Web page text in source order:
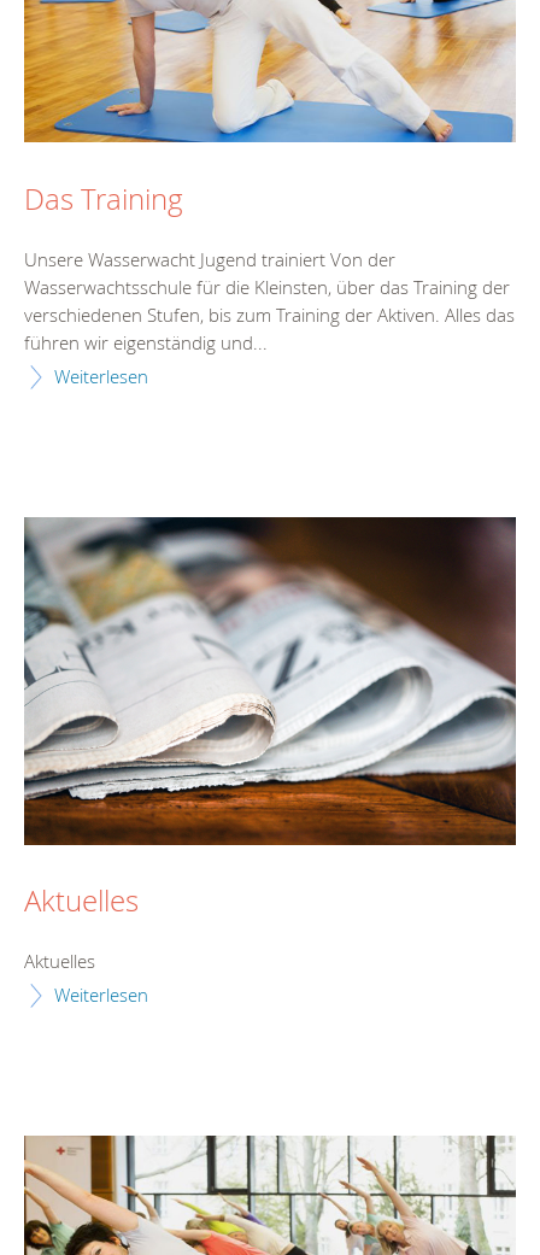
Das Training
Unsere Wasserwacht Jugend trainiert Von der
Wasserwachtsschule für die Kleinsten, über das Training der
verschiedenen Stufen, bis zum Training der Aktiven. Alles das
führen wir eigenständig und...
Weiterlesen
Aktuelles
Aktuelles
Weiterlesen